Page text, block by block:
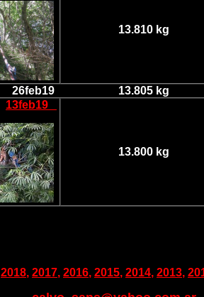
13.810 kg
26feb19
13.805 kg
13feb19
13.800 kg
2018, 2017, 2016, 2015, 2014, 2013,